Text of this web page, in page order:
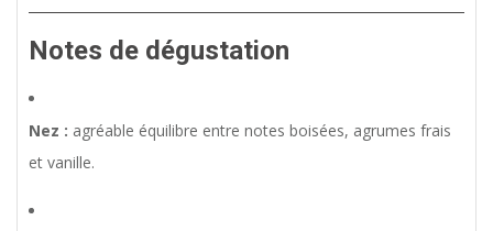
Notes de dégustation
Nez : agréable équilibre entre notes boisées, agrumes frais
et vanille.